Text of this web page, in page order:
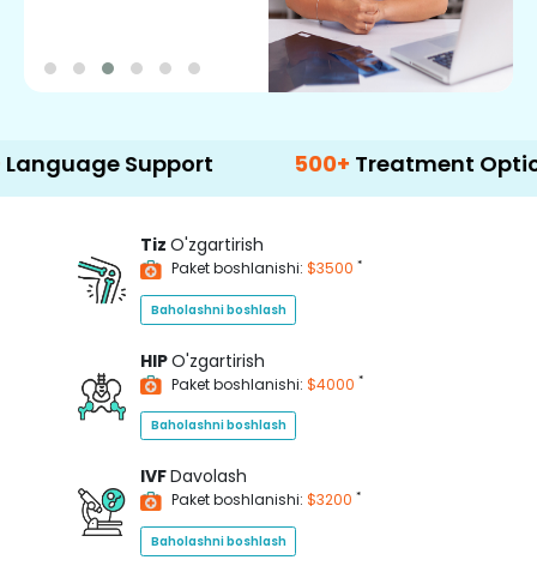
Support 500+ Treatment Options
Tiz O'zgartirish
Paket boshlanishi: $3500 *
Baholashni boshlash
HIPO'zgartirish
Paket boshlanishi: $4000 *
Baholashni boshlash
IVFDavolash
Paket boshlanishi: $3200 *
Baholashni boshlash